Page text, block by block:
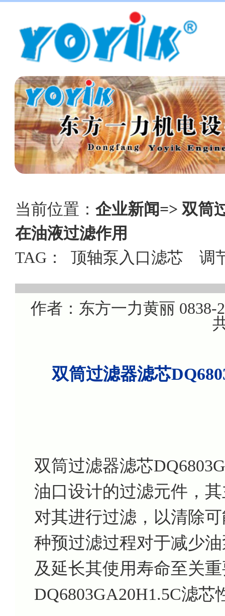
当前位置： 企业新闻=> 双筒
在油液过滤作用
TAG： 顶轴泵入口滤芯 调
作者：东方一力黄丽
双筒过滤器滤芯
双筒过滤器滤芯
油口设计的过滤元件，
对其进行过滤，以清除
种预过滤过程对于减少
及延长其使用寿命至关
DQ6803GA20H1.5C滤